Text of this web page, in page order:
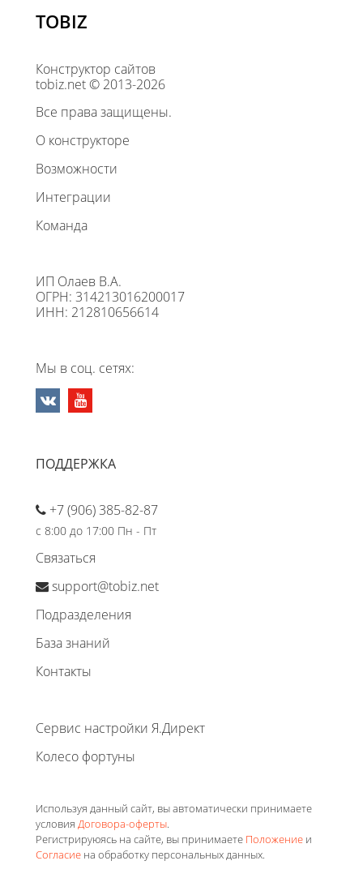
TOBIZ
Конструктор сайтов
tobiz.net © 2013-2026
Все права защищены.
О конструкторе
Возможности
Интеграции
Команда
ИП Олаев В.А.
ОГРН: 314213016200017
ИНН: 212810656614
Мы в соц. сетях:
ПОДДЕРЖКА
+7 (906) 385-82-87
с 8:00 до 17:00 Пн - Пт
Связаться
support@tobiz.net
Подразделения
База знаний
Контакты
Сервис настройки Я.Директ
Колесо фортуны
Используя данный сайт, вы автоматически принимаете
условия Договора-оферты.
Регистрируюясь на сайте, вы принимаете Положение и
Согласие на обработку персональных данных.